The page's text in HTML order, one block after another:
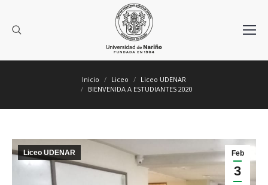
Inicio Liceo
Liceo UDENAR
BIENVENIDA A ESTUDIANTES 2020
Feb
3
Liceo UDENAR